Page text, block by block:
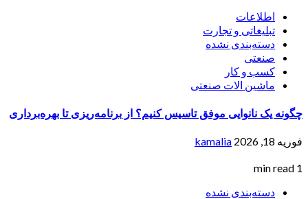
اطلاعات
تبلیغاتی و تجارت
دسته‌بندی نشده
صنعتی
کسب و کار
ماشین الات صنعتی
چگونه یک نانوایی موفق تاسیس کنیم؟ از برنامه‌ریزی تا بهره‌برداری
فوریه 18, 2026 kamalia
1 min read
دسته‌بندی نشده